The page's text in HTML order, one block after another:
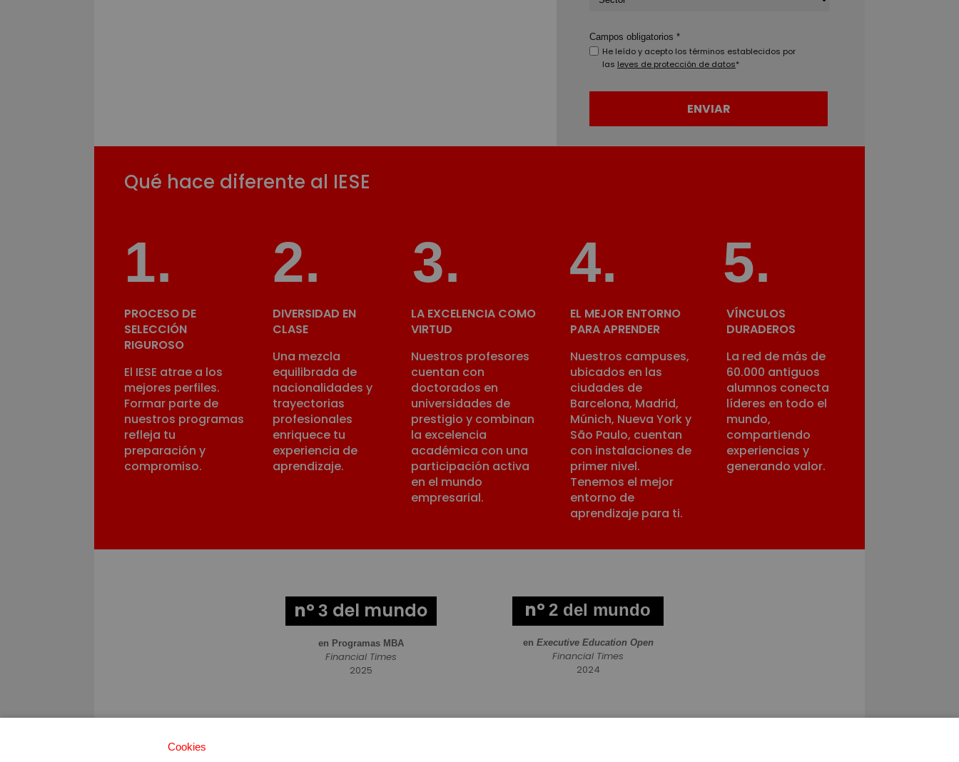
Cookies
Campos obligatorios *
ENVIAR
He leído y acepto los términos establecidos por
las leyes de protección de datos*
nº 3 del mundo
en Programas MBA
Financial Times
2025
nº 2 del mundo
en Executive Education Open
Financial Times
2024
Qué hace diferente al IESE
1. 2. 3.
VÍNCULOS
DURADEROS
La red de más de
60.000 antiguos
alumnos conecta
líderes en todo el
mundo,
compartiendo
experiencias y
generando valor.
DIVERSIDAD EN
CLASE
Una mezcla
equilibrada de
nacionalidades y
trayectorias
profesionales
enriquece tu
experiencia de
aprendizaje.
PROCESO DE
SELECCIÓN
RIGUROSO
El IESE atrae a los
mejores perfiles.
Formar parte de
nuestros programas
refleja tu
preparación y
compromiso.
4. 5.
LA EXCELENCIA COMO
VIRTUD
Nuestros profesores
cuentan con
doctorados en
universidades de
prestigio y combinan
la excelencia
académica con una
participación activa
en el mundo
empresarial.
EL MEJOR ENTORNO
PARA APRENDER
Nuestros campuses,
ubicados en las
ciudades de
Barcelona, Madrid,
Múnich, Nueva York y
São Paulo, cuentan
con instalaciones de
primer nivel.
Tenemos el mejor
entorno de
aprendizaje para ti.